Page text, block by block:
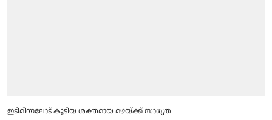
ഇടിമിന്നലോട് കൂടിയ ശക്തമായ മഴയ്ക്ക് സാധ്യത